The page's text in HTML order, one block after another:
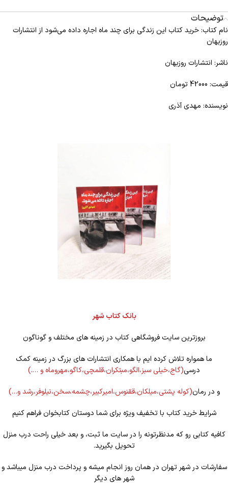
توضیحات
نام کتاب: خرید کتاب این زندگی برای چند ماه اجاره داده می‌شود از انتشارات
روزبهان
ناشر: انتشارات روزبهان
قیمت: 42000 تومان
نویسنده: مهدی آذری
بانک کتاب شهر
بروزترین سایت فروشگاهی کتاب در زمینه های مختلف و گوناگون
ما همواره تلاش کرده ایم با همکاری انتشارات های بزرگ در زمینه کمک
درسی(گاج،خیلی سبز،الگو،مبتکران،قلمچی،کاگو،مهروماه و ….)
و در رمان(کوله پشتی،میلکان،ققنوس،امیرکبیر،چشمه،سخن،نیلوفر،رشد و…)
شرایط خرید کتاب با تخفیف ویژه برای شما دوستان کتابخوان فراهم کنیم
کافیه کتابی رو که مدنظرتونه را در سایت ما ثبت، و بعد خیلی راحت درب منزل
تحویل بگیرید.
سفارشات در شهر تهران در همان روز انجام میشه و پرداخت درب منزل میباشد و
شهر های دیگر